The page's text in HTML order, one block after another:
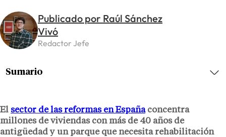
Publicado por Raúl Sánchez
Vivó
Redactor Jefe
El sector de las reformas en Españaconcentra
millones de viviendas con más de 40 años de
antigüedad y un parque que necesita rehabilitación
Sumario